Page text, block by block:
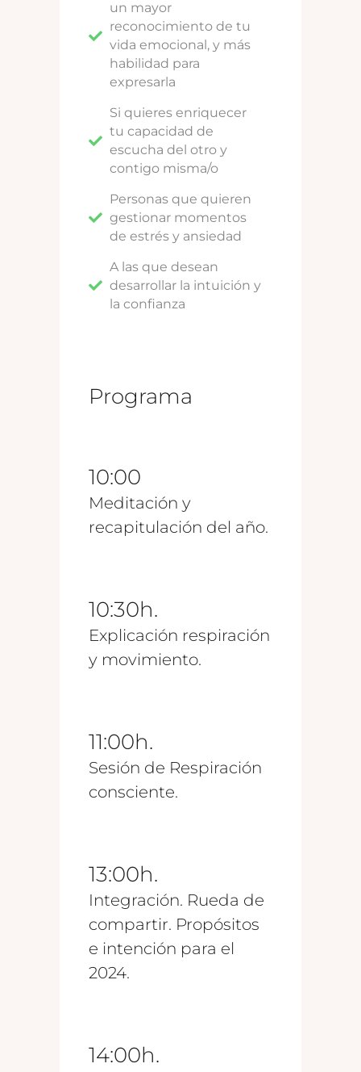
un mayor
reconocimiento de tu
vida emocional, y más
habilidad para
expresarla
Si quieres enriquecer
tu capacidad de
escucha del otro y
contigo misma/o
Personas que quieren
gestionar momentos
de estrés y ansiedad
A las que desean
desarrollar la intuición y
la confianza
Programa
10:00
Meditación y
recapitulación del año.
10:30h.
Explicación respiración
y movimiento.
11:00h.
Sesión de Respiración
consciente.
13:00h.
Integración. Rueda de
compartir. Propósitos
e intención para el
2024.
14:00h.